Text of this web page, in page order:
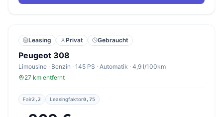
Leasing Privat Gebraucht
Peugeot 308
Limousine · Benzin · 145 PS · Automatik · 4,9 l/100km
27 km entfernt
Fair2,2 Leasingfaktor0,75